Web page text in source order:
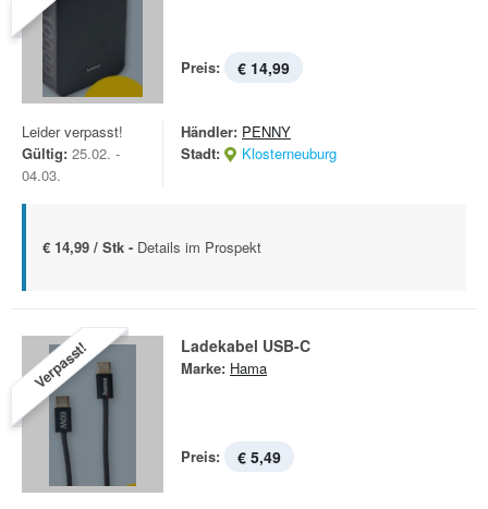
Preis: € 14,99
Leider verpasst!
Gültig: 25.02. -
04.03.
Händler: PENNY
Stadt:
Klosterneuburg
€ 14,99 / Stk - Details im Prospekt
Verpasst! Ladekabel USB-C
Marke: Hama
Preis: € 5,49